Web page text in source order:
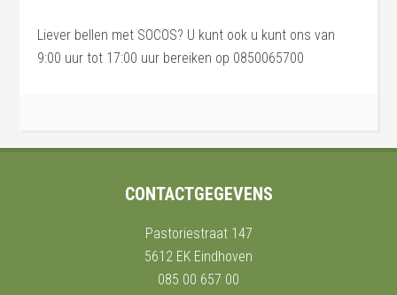
Liever bellen met SOCOS? U kunt ook u kunt ons van
9:00 uur tot 17:00 uur bereiken op 0850065700
CONTACTGEGEVENS
Pastoriestraat 147
5612 EK Eindhoven
085 00 657 00